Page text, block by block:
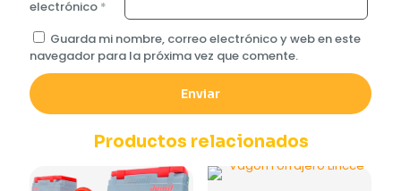
electrónico *
Guarda mi nombre, correo electrónico y web en este
navegador para la próxima vez que comente.
Productos relacionados